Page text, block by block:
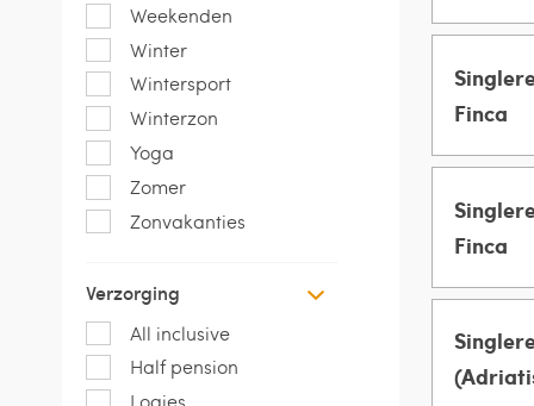
Weekenden
Winter
Wintersport
Winterzon
Yoga
Zomer
Zonvakanties
Verzorging
All inclusive
Half pension
Logies
MANNEN
Finca
MANNEN
Finca
MANNEN